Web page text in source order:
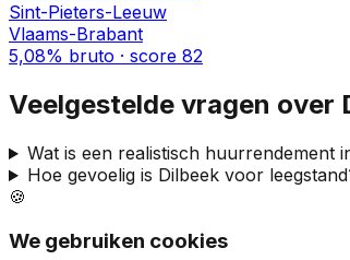
Sint-Pieters-Leeuw
Vlaams-Brabant
5,08% bruto · score 82
Veelgestelde vragen over
Wat is een realistisch huurrendement
Hoe gevoelig is Dilbeekvoor
🍪
We gebruiken cookies